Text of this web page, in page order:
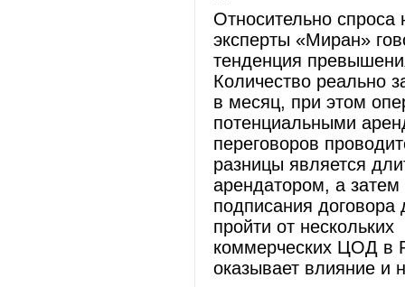
Относительно спроса
эксперты «Миран»
тенденция
Количество реально
в месяц, при этом
потенциальными
переговоров
разницы является
арендатором, а
подписания договора
пройти от
коммерческих ЦОД в
оказывает влияние и